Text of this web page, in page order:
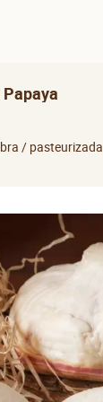
/ pasteurizada